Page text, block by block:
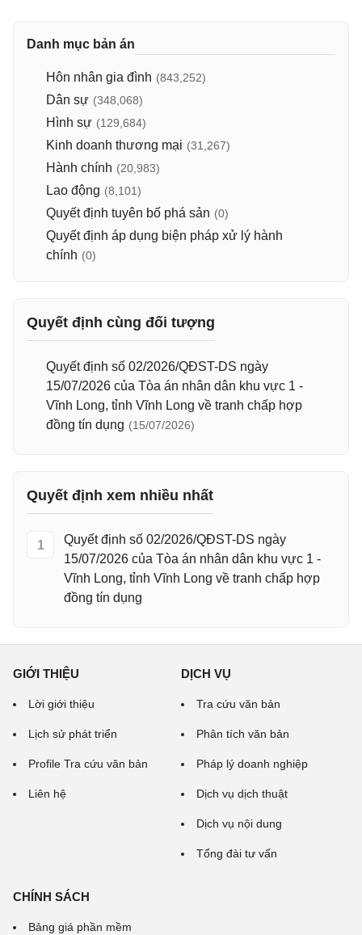
Danh mục bản án
Hôn nhân gia đình (843,252)
Dân sự (348,068)
Hình sự (129,684)
Kinh doanh thương mại (31,267)
Hành chính (20,983)
Lao động (8,101)
Quyết định tuyên bố phá sản (0)
Quyết định áp dụng biện pháp xử lý hành
chính (0)
Quyết định cùng đối tượng
Quyết định số 02/2026/QĐST-DS ngày
15/07/2026 của Tòa án nhân dân khu vực 1 -
Vĩnh Long, tỉnh Vĩnh Long về tranh chấp hợp
đồng tín dụng (15/07/2026)
Quyết định xem nhiều nhất
1
Quyết định số 02/2026/QĐST-DS ngày
15/07/2026 của Tòa án nhân dân khu vực 1 -
Vĩnh Long, tỉnh Vĩnh Long về tranh chấp hợp
đồng tín dụng
GIỚI THIỆU
Lời giới thiệu
Lịch sử phát triển
Profile Tra cứu văn bản
Liên hệ
DỊCH VỤ
Tra cứu văn bản
Phân tích văn bản
Pháp lý doanh nghiệp
Dịch vụ dịch thuật
Dịch vụ nội dung
Tổng đài tư vấn
CHÍNH SÁCH
Bảng giá phần mềm